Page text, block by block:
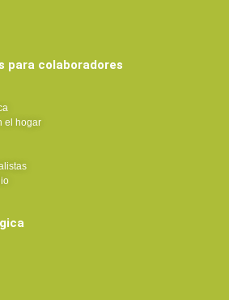
para colaboradores
el hogar